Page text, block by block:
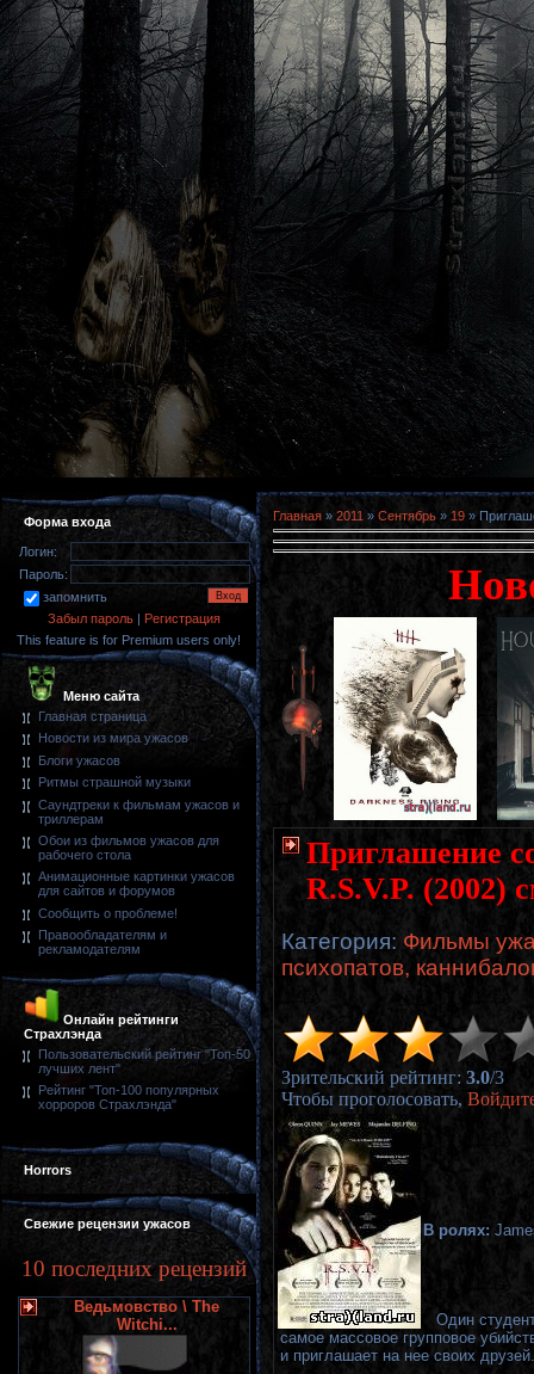
Форма входа
Логин:
Пароль:
запомнить
Забыл пароль | Регистрация
This feature is for Premium users only!
Меню сайта
Главная страница
Новости из мира ужасов
Блоги ужасов
Ритмы страшной музыки
Саундтреки к фильмам ужасов и
триллерам
Обои из фильмов ужасов для
рабочего стола
Анимационные картинки ужасов
для сайтов и форумов
Сообщить о проблеме!
Правообладателям и
рекламодателям
Онлайн рейтинги
Страхлэнда
Пользовательский рейтинг "Топ-50
лучших лент"
Рейтинг "Топ-100 популярных
хорроров Страхлэнда"
Horrors
Свежие рецензии ужасов
10 последних рецензий
Ведьмовство \ The
Witchi...
Главная » 2011 » Сентябрь » 19 »
Приглашение
R.S.V.P. (2002)
Категория: Фильмы
психопатов,
Зрительский рейтинг: 3.0/3
Чтобы проголосовать,
В ролях:
Один
самое массовое групповое
и приглашает на нее своих